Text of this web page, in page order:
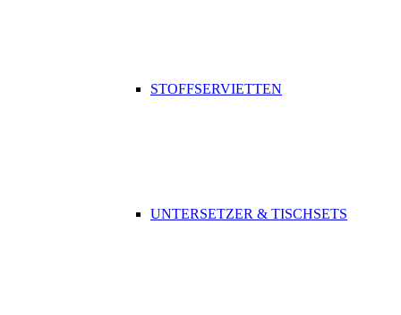
STOFFSERVIETTEN
UNTERSETZER & TISCHSETS